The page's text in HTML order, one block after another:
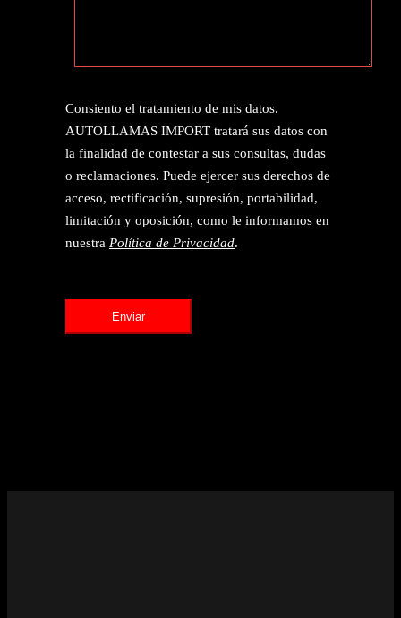
Consiento el tratamiento de mis datos.
AUTOLLAMAS IMPORT tratará sus datos con
la finalidad de contestar a sus consultas, dudas
o reclamaciones. Puede ejercer sus derechos de
acceso, rectificación, supresión, portabilidad,
limitación y oposición, como le informamos en
nuestra Política de Privacidad.